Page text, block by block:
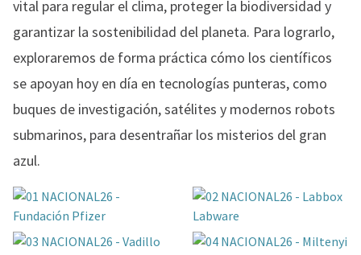
vital para regular el clima, proteger la biodiversidad y
garantizar la sostenibilidad del planeta. Para lograrlo,
exploraremos de forma práctica cómo los científicos
se apoyan hoy en día en tecnologías punteras, como
buques de investigación, satélites y modernos robots
submarinos, para desentrañar los misterios del gran
azul.